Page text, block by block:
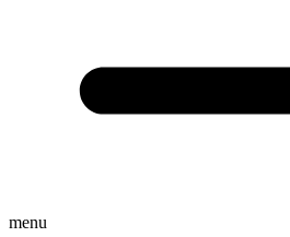
menu